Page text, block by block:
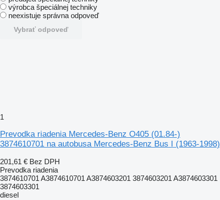
výrobca špeciálnej techniky
neexistuje správna odpoveď
Vybrať odpoveď
1
Prevodka riadenia Mercedes-Benz O405 (01.84-)
3874610701 na autobusa Mercedes-Benz Bus I (1963-1998)
201,61 € Bez DPH
Prevodka riadenia
3874610701 A3874610701 A3874603201 3874603201 A3874603301
3874603301
diesel